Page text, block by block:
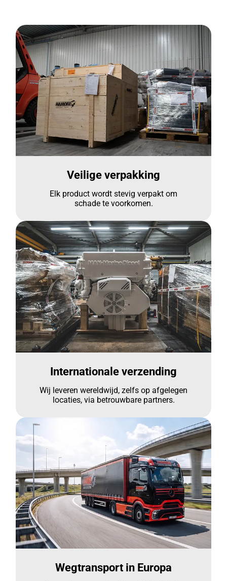
Veilige verpakking
Elk product wordt stevig verpakt om
schade te voorkomen.
Internationale verzending
Wij leveren wereldwijd, zelfs op afgelegen
locaties, via betrouwbare partners.
Wegtransport in Europa